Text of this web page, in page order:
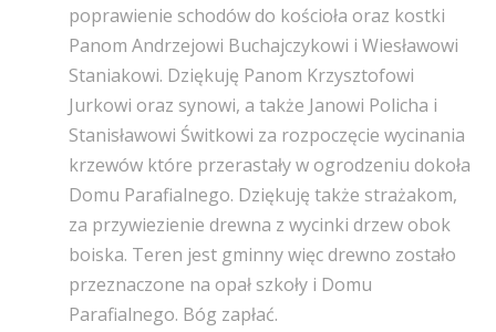
poprawienie schodów do kościoła oraz kostki
Panom Andrzejowi Buchajczykowi i Wiesławowi
Staniakowi. Dziękuję Panom Krzysztofowi
Jurkowi oraz synowi, a także Janowi Policha i
Stanisławowi Świtkowi za rozpoczęcie wycinania
krzewów które przerastały w ogrodzeniu dokoła
Domu Parafialnego. Dziękuję także strażakom,
za przywiezienie drewna z wycinki drzew obok
boiska. Teren jest gminny więc drewno zostało
przeznaczone na opał szkoły i Domu
Parafialnego. Bóg zapłać.